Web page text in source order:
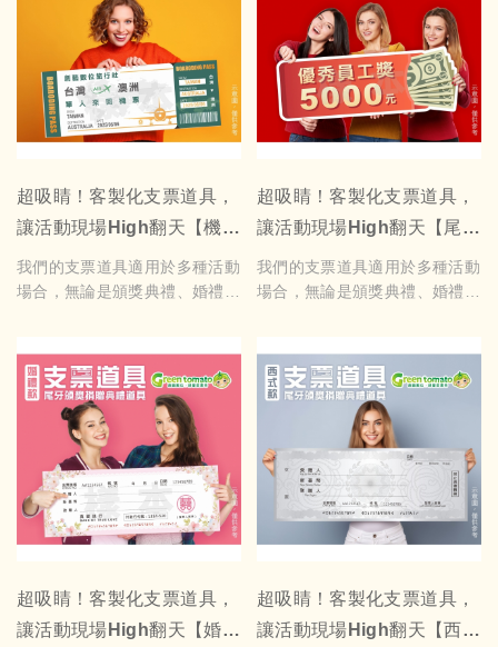
反光，無論白天黑夜都好看！
・輕巧好攜帶：可捲收放包包，
不佔空間，方便移動或現場突發
使用
・三色手拉桿可選：灰色、紅
色、黑色可指定（若無特別註
24x90cm 自備檔價每條420元
17x60cm 自備檔價每條350元
17x90cm自備檔價每條400元
基本訂購量3條起訂
特殊長度可以另外製作及報價
理更有制度！
戶外防水耐久PVC貼紙，價格請
參閱下表
超吸睛！客製化支票道具，
讓活動現場High翻天【機票
款】
我們的支票道具適用於多種活動
場合，無論是頒獎典禮、婚禮、
為您的活動增添亮點！內容可依
需求客製化，並提供可重複書寫
的支票道具，讓您使用白板筆即
可輕鬆擦寫重複使用，方便又環
支票道具，A:正常尺吋寬110x
高41cm $1600元起 B:縮小尺
吋寬90x高34cm $1300元起
另計，以上報價均為未稅價且不
含含運送
超吸睛！客製化支票道具，
讓活動現場High翻天【尾牙
款 造型款】
我們的支票道具適用於多種活動
場合，無論是頒獎典禮、婚禮、
為您的活動增添亮點！內容可依
需求客製化，並提供可重複書寫
的支票道具，讓您使用白板筆即
可輕鬆擦寫重複使用，方便又環
保！
支票道具，A:正常尺吋寬110cm
1600元起 B:縮小尺吋寬90 cm
另計，以上報價均為未稅價且不
含運送
超吸睛！客製化支票道具，
讓活動現場High翻天【婚禮
超吸睛！客製化支票道具，
讓活動現場High翻天【西式